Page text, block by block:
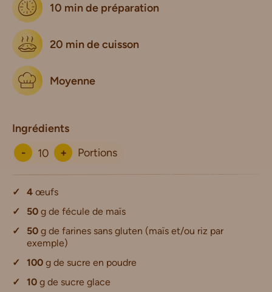
10 min de préparation
20 min de cuisson
Moyenne
Ingrédients
-
+ Portions
4 œufs
50 g de fécule de maïs
50 g de farines sans gluten (maïs et/ou riz par
exemple)
100 g de sucre en poudre
10 g de sucre glace